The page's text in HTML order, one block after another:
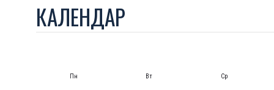
КАЛЕНДАР
Пн Вт Ср